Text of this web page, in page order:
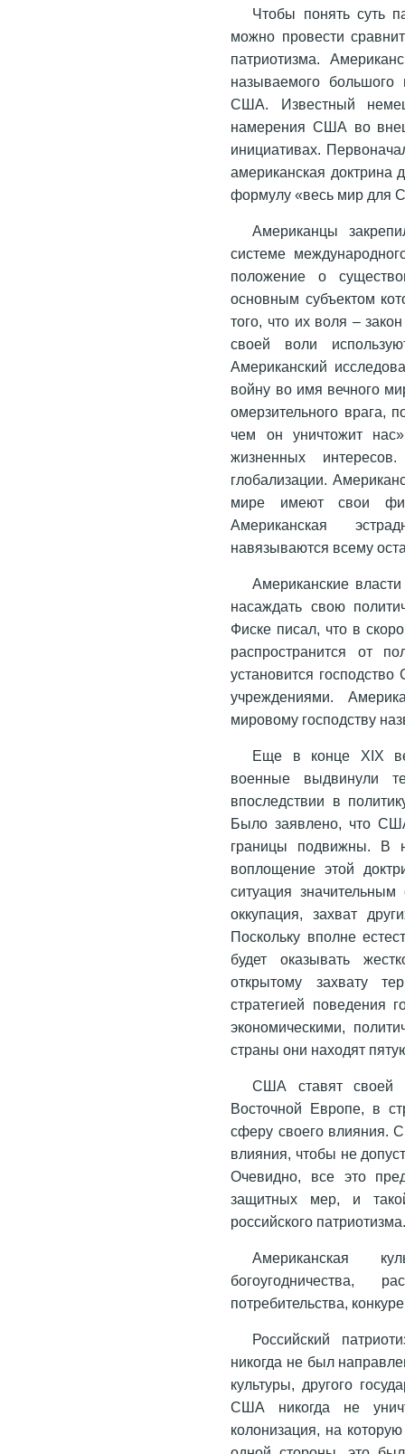
Чтобы понять суть
можно провести
патриотизма.
называемого большого
США. Известный
намерения США во
инициативах.
американская доктрина
формулу «весь мир для
Американцы
системе
положение о
основным субъектом
того, что их воля –
своей воли
Американский
войну во имя вечного
омерзительного врага,
чем он уничтожит нас»
жизненных
глобализации.
мире имеют свои
Американская
навязываются всему
Американские
насаждать свою
Фиске писал, что в
распространится от
установится
учреждениями.
мировому господству
Еще в конце XIX
военные выдвинули
впоследствии в
Было заявлено, что
границы подвижны. В
воплощение этой
ситуация
оккупация, захват
Поскольку вполне
будет оказывать
открытому захвату
стратегией поведения
экономическими,
страны они находят
США ставят своей
Восточной Европе, в
сферу своего влияния.
влияния, чтобы не
Очевидно, все это
защитных мер, и
российского
Американская
богоугодничества,
потребительства,
Российский
никогда не был
культуры, другого
США никогда не
колонизация, на